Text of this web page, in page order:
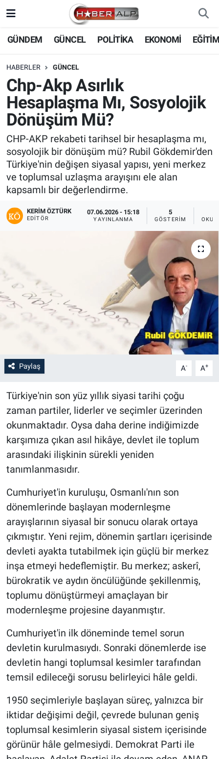
GÜNDEM GÜNCEL POLİTİKA EKONOMİ
HABERLER GÜNCEL
Chp-Akp Asırlık
Hesaplaşma Mı, Sosyolojik
Dönüşüm Mü?
CHP-AKP rekabeti tarihsel bir hesaplaşma mı,
sosyolojik bir dönüşüm mü? Rubil Gökdemir'den
Türkiye'nin değişen siyasal yapısı, yeni merkez
ve toplumsal uzlaşma arayışını ele alan
kapsamlı bir değerlendirme.
KERIM ÖZTÜRK
EDITÖR
07.06.2026 - 15:18
YAYINLANMA
5
GÖSTERIM
Paylaş A- A+
Türkiye'nin son yüz yıllık siyasi tarihi çoğu
zaman partiler, liderler ve seçimler üzerinden
okunmaktadır. Oysa daha derine indiğimizde
karşımıza çıkan asıl hikâye, devlet ile toplum
arasındaki ilişkinin sürekli yeniden
tanımlanmasıdır.
Cumhuriyet'in kuruluşu, Osmanlı'nın son
dönemlerinde başlayan modernleşme
arayışlarının siyasal bir sonucu olarak ortaya
çıkmıştır. Yeni rejim, dönemin şartları içerisinde
devleti ayakta tutabilmek için güçlü bir merkez
inşa etmeyi hedeflemiştir. Bu merkez; askerî,
bürokratik ve aydın öncülüğünde şekillenmiş,
toplumu dönüştürmeyi amaçlayan bir
modernleşme projesine dayanmıştır.
Cumhuriyet'in ilk döneminde temel sorun
devletin kurulmasıydı. Sonraki dönemlerde ise
devletin hangi toplumsal kesimler tarafından
temsil edileceği sorusu belirleyici hâle geldi.
1950 seçimleriyle başlayan süreç, yalnızca bir
iktidar değişimi değil, çevrede bulunan geniş
toplumsal kesimlerin siyasal sistem içerisinde
görünür hâle gelmesiydi. Demokrat Parti ile
Nöbetçi Eczaneler
Hava Durumu
Trafik Durumu
Süper Lig Puan Durumu ve Fikstür
Tüm Manşetler
Son Dakika Haberleri
Haber Arşivi